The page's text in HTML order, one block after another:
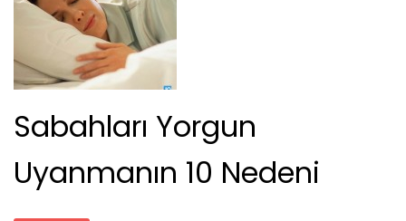
Sabahları Yorgun
Uyanmanın 10 Nedeni